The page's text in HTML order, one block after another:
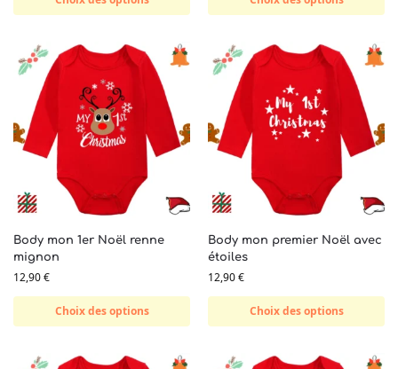
Body mon 1er Noël renne
mignon
12,90€
Choix des options
Body mon premier Noël avec
étoiles
12,90€
Choix des options